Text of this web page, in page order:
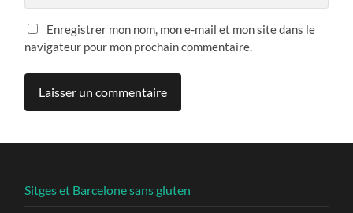
Enregistrer mon nom, mon e-mail et mon site dans le
navigateur pour mon prochain commentaire.
Sitges et Barcelone sans gluten